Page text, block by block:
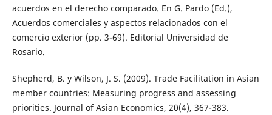
acuerdos en el derecho comparado. En G. Pardo (Ed.),
Acuerdos comerciales y aspectos relacionados con el
comercio exterior (pp. 3-69). Editorial Universidad de
Rosario.
Shepherd, B. y Wilson, J. S. (2009). Trade Facilitation in Asian
member countries: Measuring progress and assessing
priorities. Journal of Asian Economics, 20(4), 367-383.